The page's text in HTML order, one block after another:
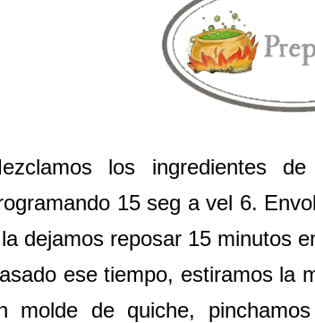
los ingredientes
15 seg a vel 6.
dejamos reposar 15 minutos
ese tiempo, estiramos la
molde de quiche,